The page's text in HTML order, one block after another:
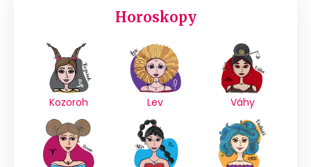
Horoskopy
Kozoroh Lev Váhy